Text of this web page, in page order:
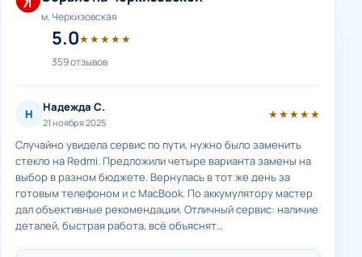
м. Черкизовская
5.0★★★★★
359 отзывов
Н Надежда С.
21 ноября 2025
★★★★★
Случайно увидела сервис по пути, нужно было заменить
стекло на Redmi. Предложили четыре варианта замены на
выбор в разном бюджете. Вернулась в тот же день за
готовым телефоном и с MacBook. По аккумулятору мастер
дал объективные рекомендации. Отличный сервис: наличие
деталей, быстрая работа, всё объяснят…